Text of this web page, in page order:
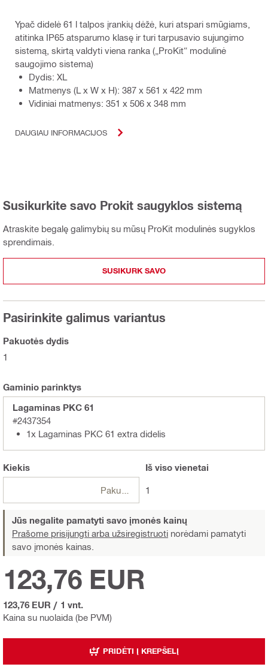
Ypač didelė 61 l talpos įrankių dėžė, kuri atspari smūgiams,
atitinka IP65 atsparumo klasę ir turi tarpusavio sujungimo
sistemą, skirtą valdyti viena ranka („ProKit“ modulinė
saugojimo sistema)
Dydis: XL
Matmenys (L x W x H): 387 x 561 x 422 mm
Vidiniai matmenys: 351 x 506 x 348 mm
DAUGIAU INFORMACIJOS
Susikurkite savo Prokit saugyklos sistemą
Atraskite begalę galimybių su mūsų ProKit modulinės sugyklos
sprendimais.
SUSIKURK SAVO
Pasirinkite galimus variantus
Pakuotės dydis
1
Gaminio parinktys
Lagaminas PKC 61
#2437354
1x Lagaminas PKC 61 extra didelis
Kiekis
Pakuotės
Iš visovienetai
1
Jūs negalite pamatyti savo įmonės kainų
Prašome prisijungti arba užsiregistruoti norėdami pamatyti
savo įmonės kainas.
Kaina su nuolaida (be PVM)
123,76 EUR
123,76 EUR / 1 vnt.
PRIDĖTI Į KREPŠELĮ